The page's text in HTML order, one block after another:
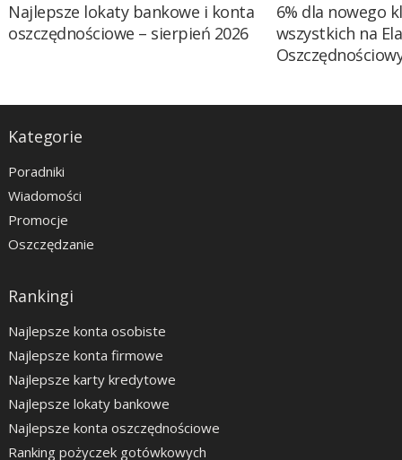
Najlepsze lokaty bankowe i konta
oszczędnościowe – sierpień 2026
6% dla nowego
wszystkich na
Kategorie
Poradniki
Wiadomości
Promocje
Oszczędzanie
Rankingi
Najlepsze konta osobiste
Najlepsze konta firmowe
Najlepsze karty kredytowe
Najlepsze lokaty bankowe
Najlepsze konta oszczędnościowe
Ranking pożyczek gotówkowych